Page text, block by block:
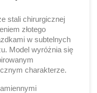
stali chirurgicznej
złotego
w subtelnych
Model wyróżnia się
charakterze.